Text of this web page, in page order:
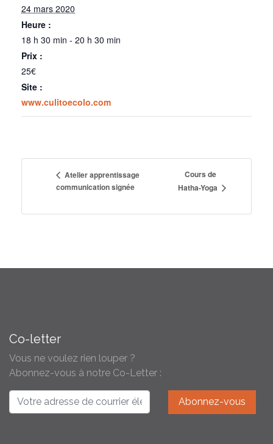
24 mars 2020
Heure :
18 h 30 min - 20 h 30 min
Prix :
25€
Site :
www.culitoecolo.com
Atelier apprentissage
communication signée
Cours de
Hatha-Yoga
Co-letter
Vous ne voulez rien louper ?
Abonnez-vous à notre Co-Letter :